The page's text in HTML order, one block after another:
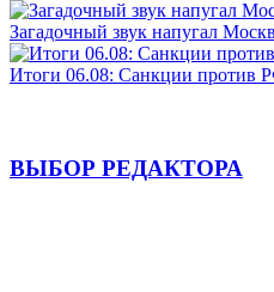
Загадочный звук напугал
Итоги 06.08: Санкции против
ВЫБОР РЕДАКТОРА